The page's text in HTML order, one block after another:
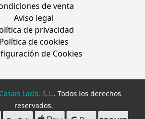
de venta
Aviso legal
de privacidad
Política de cookies
de Cookies
Casais Lado, S.L.. Todos los derechos
reservados.